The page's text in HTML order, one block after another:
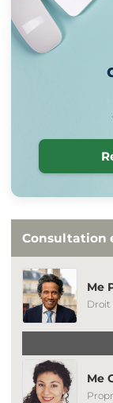
Consultation
Me
Droit
Me